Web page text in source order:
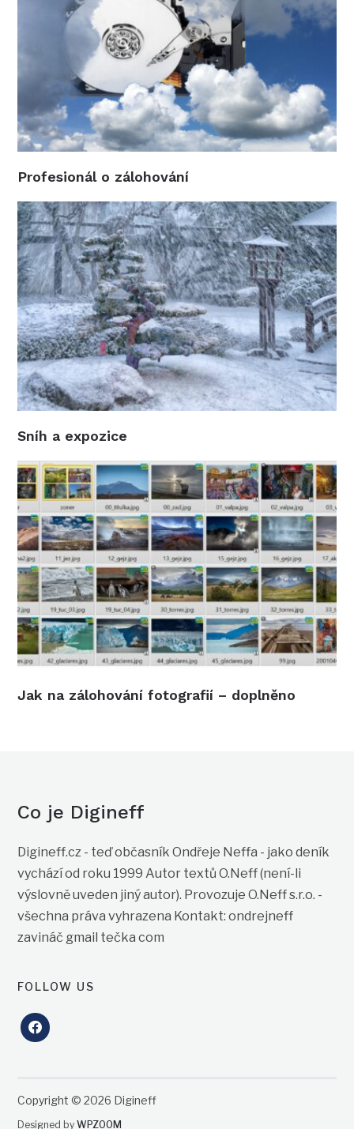
Profesionál o zálohování
Sníh a expozice
Jak na zálohování fotografií – doplněno
Co je Digineff
Digineff.cz - teď občasník Ondřeje Neffa - jako deník
vychází od roku 1999 Autor textů O.Neff (není-li
výslovně uveden jiný autor). Provozuje O.Neff s.r.o. -
všechna práva vyhrazena Kontakt: ondrejneff
zavináč gmail tečka com
FOLLOW US
facebook
Copyright © 2026 Digineff
Designed byWPZOOM